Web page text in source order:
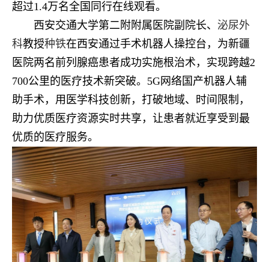
超过1.4万名全国同行在线观看。
西安交通大学第二附附属医院副院长、 泌尿外
科教授种铁在西安通过手术机器人操控台，为新疆
医院两名前列腺癌患者成功实施根治术，实现跨越2
700公里的医疗技术新突破。5G网络国产机器人辅
助手术，用医学科技创新，打破地域、时间限制，
助力优质医疗资源实时共享，让患者就近享受到最
优质的医疗服务。